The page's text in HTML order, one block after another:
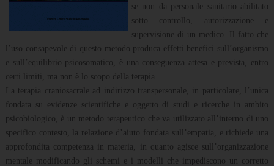
se non da personale sanitario abilitato
sotto controllo, autorizzazione e
supervisione di un medico. Il fatto che
l’uso consapevole di questo metodo produca effetti benefici sull’organismo
e sull’equilibrio psicosomatico, è una conseguenza attesa e prevista, entro
certi limiti, ma non è lo scopo della terapia.
La terapia craniosacrale ad indirizzo transpersonale, in particolare, l’unica
fondata su evidenze scientifiche e oggetto di studi e ricerche in ambito
psicobiologico, è un metodo terapeutico che va utilizzato all’interno di uno
specifico contesto, la relazione d’aiuto fondata sull’empatia, e richiede una
approfondita competenza in materia, in quanto agisce sull’organizzazione
mentale modificando gli schemi e i modelli che impediscono un corretto